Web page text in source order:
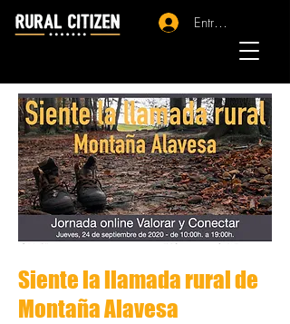
Entrar - Registro
Siente la llamada rural de
Montaña Alavesa